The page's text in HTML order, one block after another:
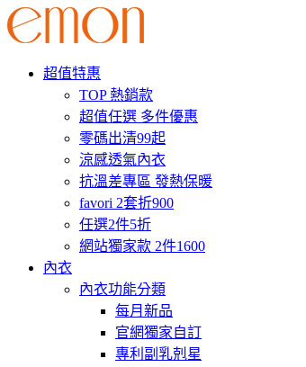
超值特惠
TOP 熱銷款
超值任選 多件優惠
零碼出清99起
涼感透氣內衣
抗溫差專區 發熱保暖
favori 2套折900
任選2件5折
網站獨家款 2件1600
內衣
內衣功能分類
每月新品
官網獨家自訂
專利副乳剋星